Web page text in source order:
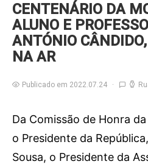
CENTENÁRIO DA
ALUNO E
ANTÓNIO
NA AR
Publicado em 2022.07.24
Da Comissão de Honra
o Presidente da
Sousa, o Presidente da